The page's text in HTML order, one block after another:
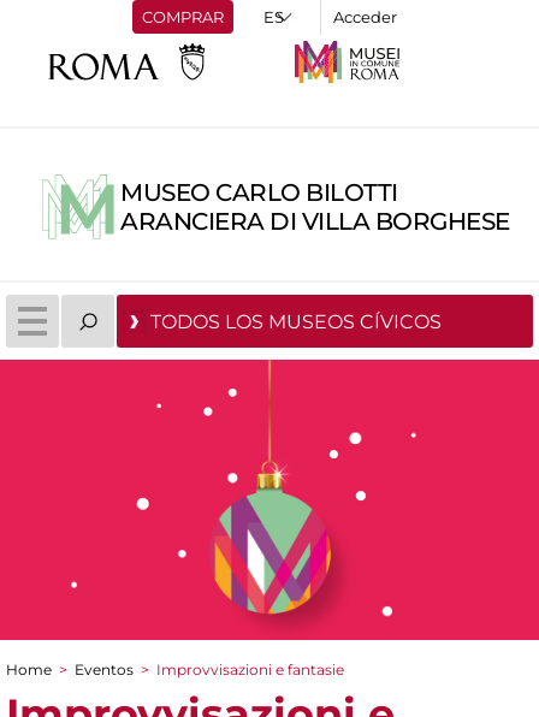
COMPRAR Acceder
MUSEO CARLO BILOTTI
ARANCIERA DI VILLA BORGHESE
TODOS LOS MUSEOS CÍVICOS
You are here
Home > Eventos > Improvvisazioni e fantasie